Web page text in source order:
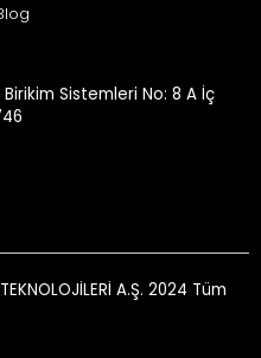
Sistemleri No: 8 A İç
A.Ş. 2024 Tüm